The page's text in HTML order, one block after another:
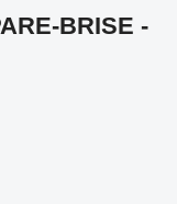
BRISE -